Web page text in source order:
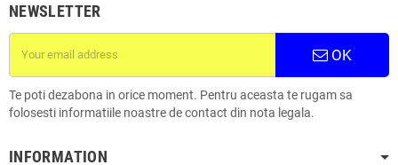
NEWSLETTER
OK
Te poti dezabona in orice moment. Pentru aceasta te rugam sa
folosesti informatiile noastre de contact din nota legala.
INFORMATION